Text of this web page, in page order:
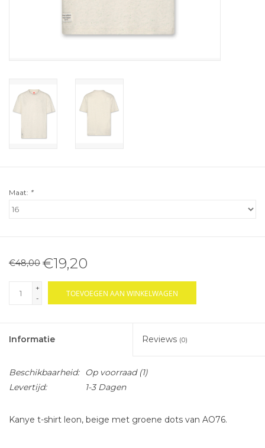
Maat: *
€48,00 €19,20
+
-
TOEVOEGEN AAN WINKELWAGEN
Informatie Reviews (0)
Beschikbaarheid: Op voorraad(1)
Levertijd:
1-3 Dagen
Kanye t-shirt leon, beige met groene dots van AO76.